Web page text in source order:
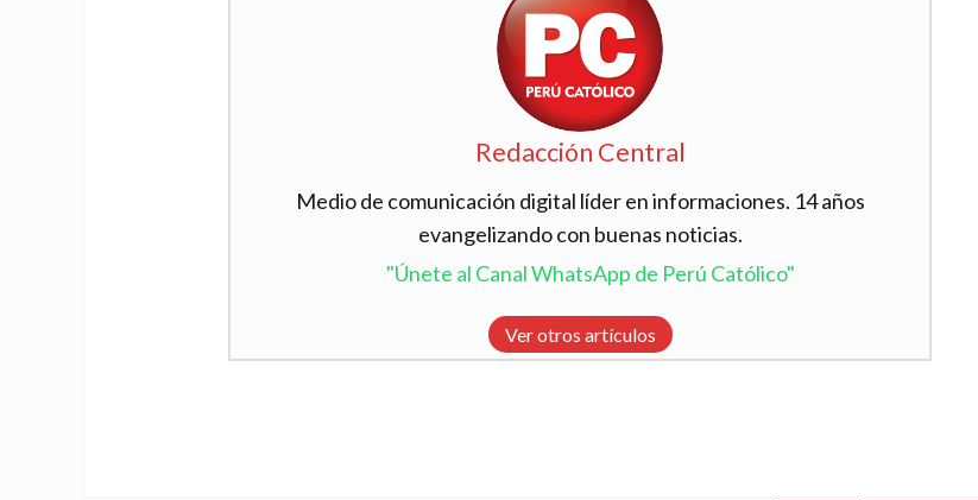
Redacción Central
Medio de comunicación digital líder en informaciones. 14 años
evangelizando con buenas noticias.
"Únete al Canal WhatsApp de Perú Católico"
Ver otros artículos